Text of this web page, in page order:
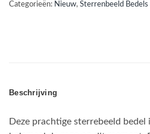
Categorieën: Nieuw, Sterrenbeeld Bedels
Beschrijving
Deze prachtige sterrebeeld bedel